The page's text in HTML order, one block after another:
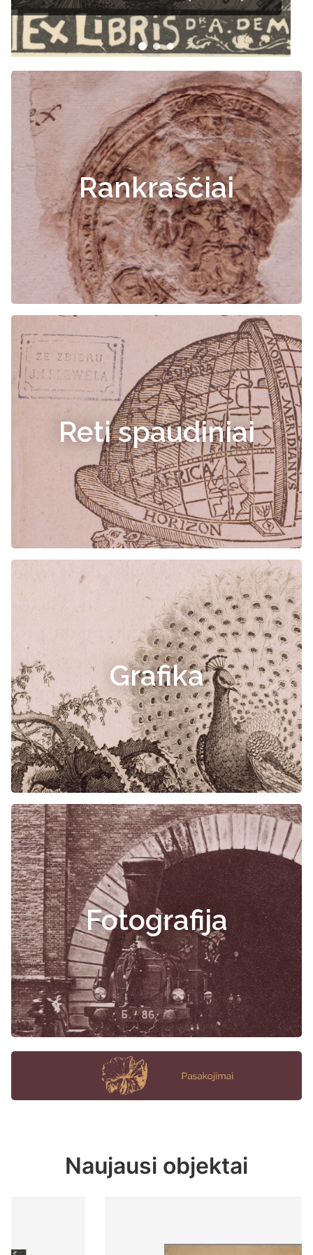
Rankraščiai
Reti spaudiniai
Grafika
Fotografija
Naujausi objektai